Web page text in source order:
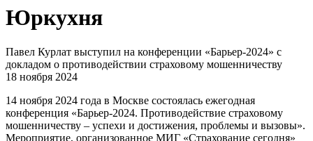
Юркухня
Павел Курлат выступил на конференции «Барьер-2024» с
докладом о противодействии страховому мошенничеству
18 ноября 2024
14 ноября 2024 года в Москве состоялась ежегодная
конференция «Барьер-2024. Противодействие страховому
мошенничеству – успехи и достижения, проблемы и вызовы».
Мероприятие, организованное МИГ «Страхование сегодня»